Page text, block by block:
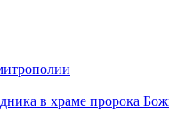
в храме пророка